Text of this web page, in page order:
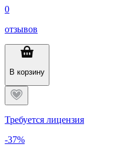
0
отзывов
В корзину
Требуется лицензия
-37%